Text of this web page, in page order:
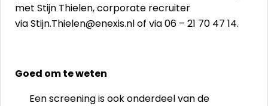
met Stijn Thielen, corporate recruiter
via Stijn.Thielen@enexis.nl of via 06 – 21 70 47 14.
Goed om te weten
Een screening is ook onderdeel van de